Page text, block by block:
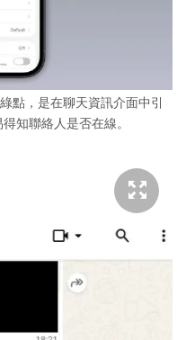
點，是在聊天資訊介面中引
知聯絡人是否在線。